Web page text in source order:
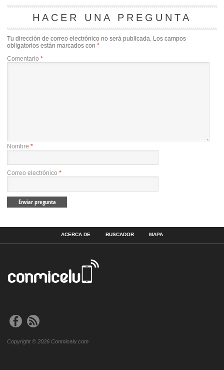
HACER UNA PREGUNTA
Tu dirección de correo electrónico no será publicada. Los campos
obligatorios están marcados con *
Comentario *
Nombre *
Correo electrónico *
ACERCA DE BUSCADOR MAPA
Copyright © 2026 Conmicelu.com